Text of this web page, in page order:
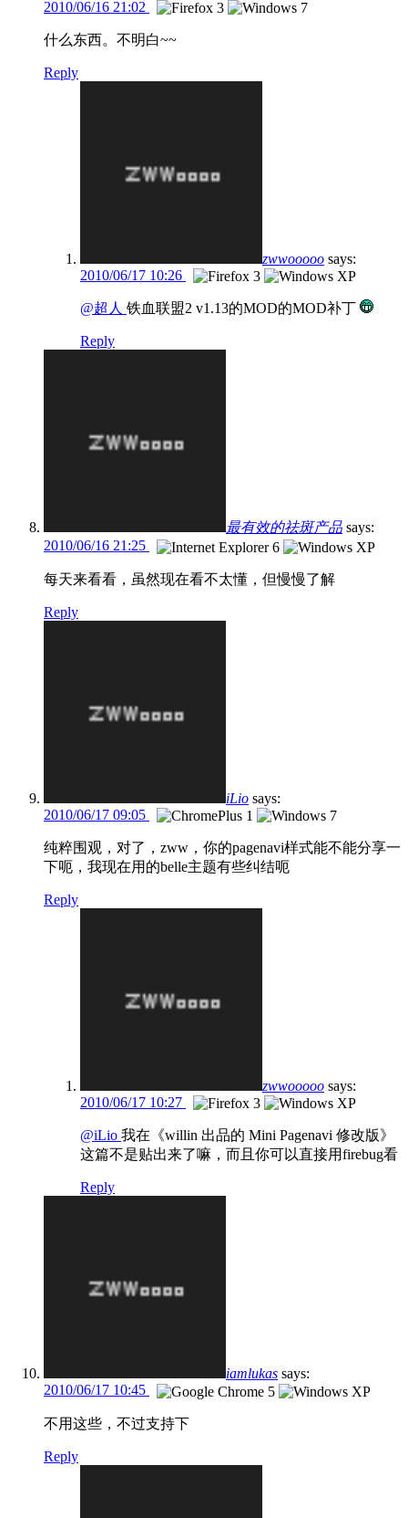
2010/06/16 21:02
什么东西。不明白~~
Reply
zwwooooo says:
2010/06/17 10:26
@超人 铁血联盟2 v1.13的MOD的MOD补丁
Reply
最有效的祛斑产品 says:
2010/06/16 21:25
每天来看看，虽然现在看不太懂，但慢慢了解
Reply
iLio says:
2010/06/17 09:05
纯粹围观，对了，zww，你的pagenavi样式能不能分享一
下呃，我现在用的belle主题有些纠结呃
Reply
zwwooooo says:
2010/06/17 10:27
@iLio 我在《willin 出品的 Mini Pagenavi 修改版》
这篇不是贴出来了嘛，而且你可以直接用firebug看
Reply
iamlukas says:
2010/06/17 10:45
不用这些，不过支持下
Reply